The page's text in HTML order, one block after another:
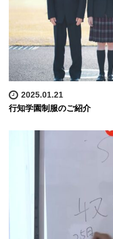
2025.01.21
行知学園制服のご紹介